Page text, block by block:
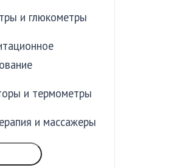
и глюкометры
и термометры
и массажеры